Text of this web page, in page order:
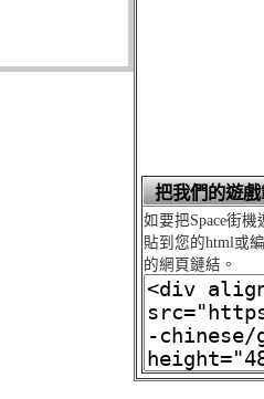
把我們的遊
如要把Space街
貼到您的html或
的網頁鏈結。